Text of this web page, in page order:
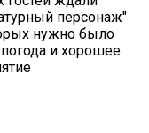
персонаж"
нужно было
и хорошее